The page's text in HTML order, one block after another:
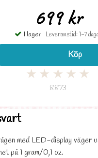
699 kr
I lager Leveranstid: 1-7
Köp
★ ★ ★ ★ ★
8873
med LED-display väger
på 1 gram/0,1 oz.